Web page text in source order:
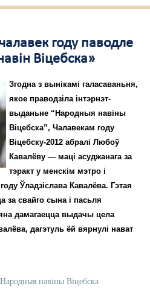
году паводле
Віцебска»
Згодна з вынікамі галасаваньня,
якое праводзіла інтэрнэт-
выданьне “Народныя навіны
Віцебска”, Чалавекам году
Віцебску-2012 абралі Любоў
Кавалёву — маці асуджанага за
тэракт у менскім мэтро і
Ўладзіслава Кавалёва. Гэтая
за свайго сына і пасьля
дамагаецца выдачы цела
дагэтуль ёй вярнулі нават
Народныя навіны Віцебска